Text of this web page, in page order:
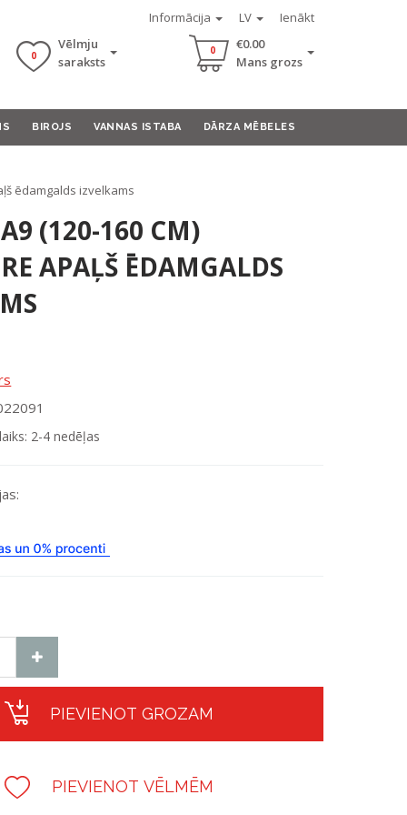
Informācija LV Ienākt
0
Vēlmju
saraksts
0
€0.00
Mans grozs
BIROJS VANNAS ISTABA DĀRZA MĒBELES
ēdamgalds izvelkams
(120-160 CM)
APAĻŠ ĒDAMGALDS
2-4 nedēļas
PIEVIENOT GROZAM
PIEVIENOT VĒLMĒM